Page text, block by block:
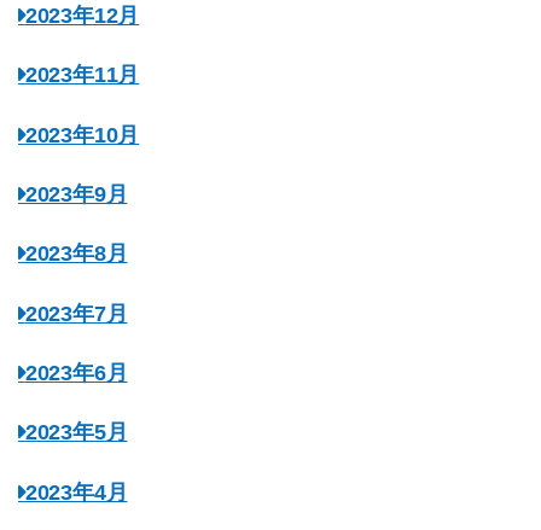
2023年12月
2023年11月
2023年10月
2023年9月
2023年8月
2023年7月
2023年6月
2023年5月
2023年4月